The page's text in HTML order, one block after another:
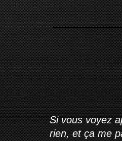
Si vous voyez
rien, et ça me